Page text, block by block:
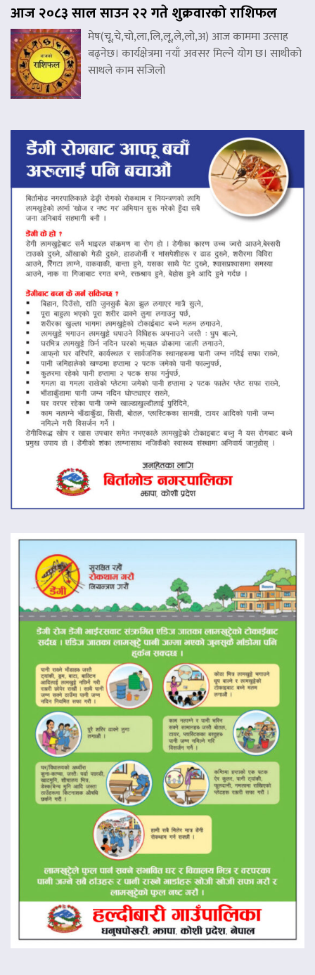
आज २०८३ साल साउन २२ गते शुक्रवारको राशिफल
मेष(चू,चे,चो,ला,लि,लू,ले,लो,अ) आज काममा उत्साह
बढ्नेछ। कार्यक्षेत्रमा नयाँ अवसर मिल्ने योग छ। साथीको
साथले काम सजिलो